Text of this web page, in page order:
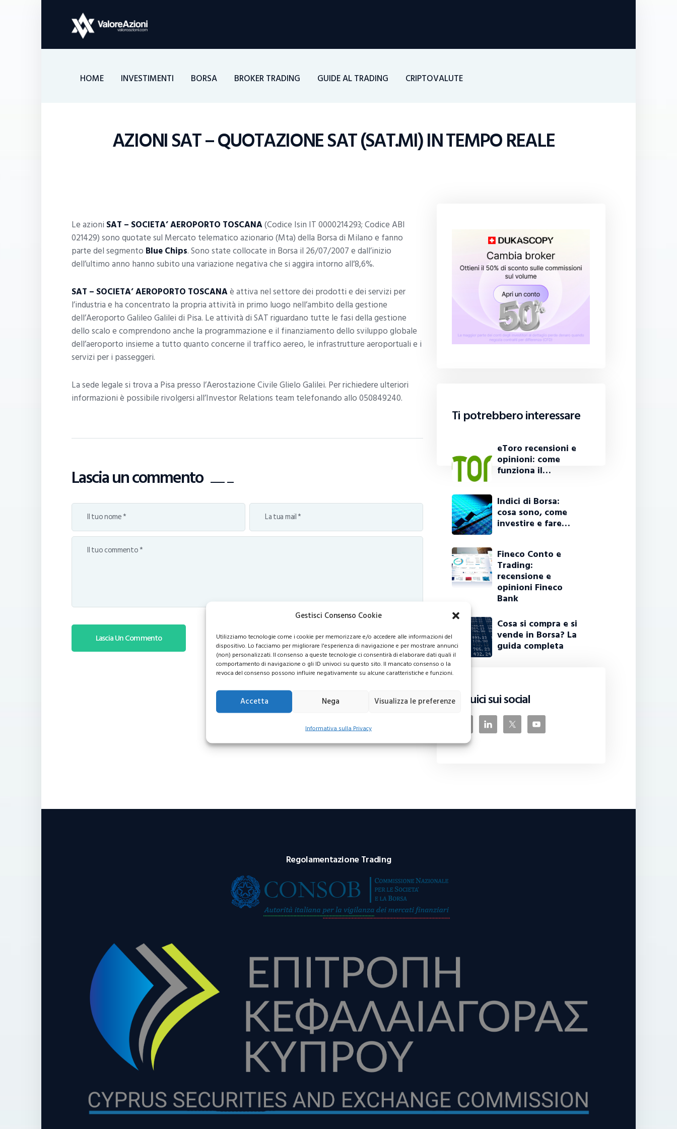
Gestisci Consenso Cookie
Utilizziamo tecnologie come i cookie per memorizzare e/o accedere alle informazioni del
dispositivo. Lo facciamo per migliorare l'esperienza di navigazione e per mostrare annunci
(non) personalizzati. Il consenso a queste tecnologie ci consentirà di elaborare dati quali il
comportamento di navigazione o gli ID univoci su questo sito. Il mancato consenso o la
revoca del consenso possono influire negativamente su alcune caratteristiche e funzioni.
Accetta Nega Visualizza le preferenze
Informativa sulla Privacy
HOME INVESTIMENTI BORSA BROKER TRADING GUIDE AL TRADING CRIPTOVALUTE
AZIONI SAT – QUOTAZIONE SAT (SAT.MI) IN TEMPO REALE
Home
Investimenti
BROKER TRADING
Le azioni SAT – SOCIETA’ AEROPORTO TOSCANA(Codice Isin IT 0000214293; Codice ABI
021429) sono quotate sul Mercato telematico azionario (Mta) della Borsa di Milano e fanno
parte del segmento Blue Chips. Sono state collocate in Borsa il 26/07/2007 e dall’inizio
dell’ultimo anno hanno subito una variazione negativa che si aggira intorno all’8,6%.
SAT – SOCIETA’ AEROPORTO TOSCANAè attiva nel settore dei prodotti e dei servizi per
l’industria e ha concentrato la propria attività in primo luogo nell’ambito della gestione
dell’Aeroporto Galileo Galilei di Pisa. Le attività di SAT riguardano tutte le fasi della gestione
dello scalo e comprendono anche la programmazione e il finanziamento dello sviluppo globale
dell’aeroporto insieme a tutto quanto concerne il traffico aereo, le infrastrutture aeroportuali e i
servizi per i passeggeri.
La sede legale si trova a Pisa presso l’Aerostazione Civile Glielo Galilei. Per richiedere ulteriori
informazioni è possibile rivolgersi all’Investor Relations team telefonando allo 050849240.
Lascia un commento
Ti potrebbero interessare
eToro recensioni e
opinioni: come
funziona il…
Indici di Borsa:
cosa sono, come
investire e fare…
Fineco Conto e
Trading:
recensione e
opinioni Fineco
Bank
Cosa si compra e si
vende in Borsa? La
guida completa
Seguici sui social
Regolamentazione Trading